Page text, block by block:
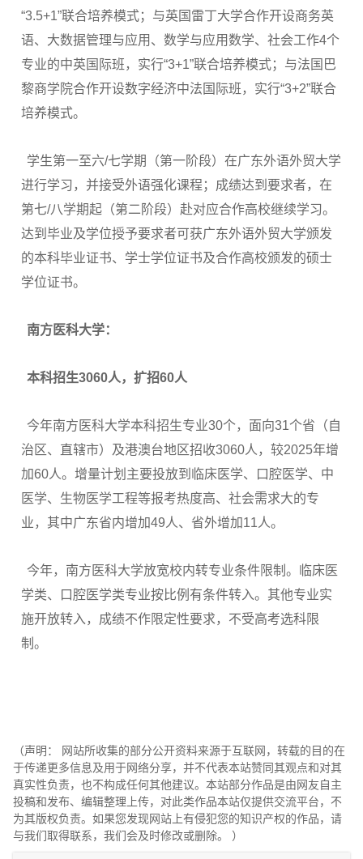
“3.5+1”联合培养模式；与英国雷丁大学合作开设商务英
语、大数据管理与应用、数学与应用数学、社会工作4个
专业的中英国际班，实行“3+1”联合培养模式；与法国巴
黎商学院合作开设数字经济中法国际班，实行“3+2”联合
培养模式。
学生第一至六/七学期（第一阶段）在广东外语外贸大学
进行学习，并接受外语强化课程；成绩达到要求者，在
第七/八学期起（第二阶段）赴对应合作高校继续学习。
达到毕业及学位授予要求者可获广东外语外贸大学颁发
的本科毕业证书、学士学位证书及合作高校颁发的硕士
学位证书。
南方医科大学：
本科招生3060人，扩招60人
今年南方医科大学本科招生专业30个，面向31个省（自
治区、直辖市）及港澳台地区招收3060人，较2025年增
加60人。增量计划主要投放到临床医学、口腔医学、中
医学、生物医学工程等报考热度高、社会需求大的专
业，其中广东省内增加49人、省外增加11人。
今年，南方医科大学放宽校内转专业条件限制。临床医
学类、口腔医学类专业按比例有条件转入。其他专业实
施开放转入，成绩不作限定性要求，不受高考选科限
制。
（声明： 网站所收集的部分公开资料来源于互联网，转载的目的在
于传递更多信息及用于网络分享，并不代表本站赞同其观点和对其
真实性负责，也不构成任何其他建议。本站部分作品是由网友自主
投稿和发布、编辑整理上传，对此类作品本站仅提供交流平台，不
为其版权负责。如果您发现网站上有侵犯您的知识产权的作品，请
与我们取得联系，我们会及时修改或删除。 ）